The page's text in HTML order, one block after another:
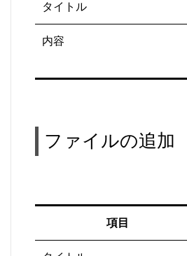
タイトル
内容
ファイルの追加
項目